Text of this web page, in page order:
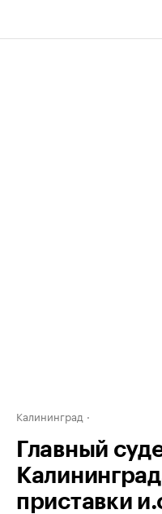
Калининград
Главный
приставки